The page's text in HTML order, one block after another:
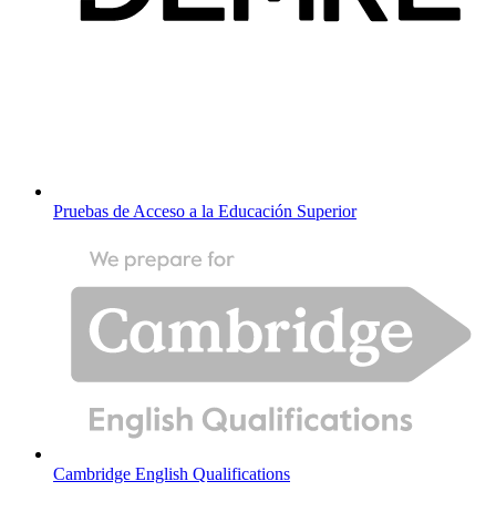
Pruebas de Acceso a la Educación Superior
Cambridge English Qualifications